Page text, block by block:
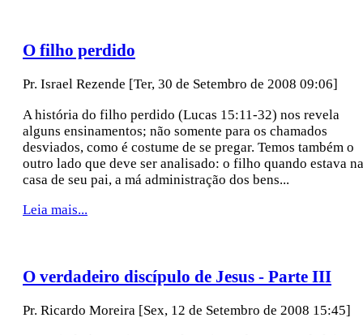
O filho perdido
Pr. Israel Rezende [Ter, 30 de Setembro de 2008 09:06]
A história do filho perdido (Lucas 15:11-32) nos revela
alguns ensinamentos; não somente para os chamados
desviados, como é costume de se pregar. Temos também o
outro lado que deve ser analisado: o filho quando estava na
casa de seu pai, a má administração dos bens...
Leia mais...
O verdadeiro discípulo de Jesus - Parte III
Pr. Ricardo Moreira [Sex, 12 de Setembro de 2008 15:45]